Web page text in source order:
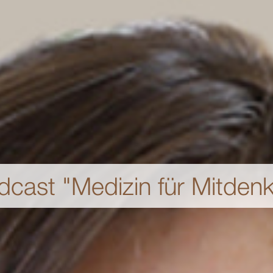
"Medizin für